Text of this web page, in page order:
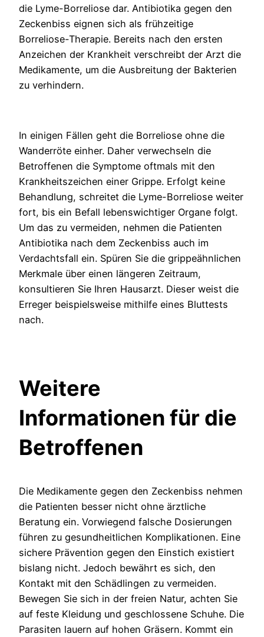
die Lyme-Borreliose dar. Antibiotika gegen den
Zeckenbiss eignen sich als frühzeitige
Borreliose-Therapie. Bereits nach den ersten
Anzeichen der Krankheit verschreibt der Arzt die
Medikamente, um die Ausbreitung der Bakterien
zu verhindern.
In einigen Fällen geht die Borreliose ohne die
Wanderröte einher. Daher verwechseln die
Betroffenen die Symptome oftmals mit den
Krankheitszeichen einer Grippe. Erfolgt keine
Behandlung, schreitet die Lyme-Borreliose weiter
fort, bis ein Befall lebenswichtiger Organe folgt.
Um das zu vermeiden, nehmen die Patienten
Antibiotika nach dem Zeckenbiss auch im
Verdachtsfall ein. Spüren Sie die grippeähnlichen
Merkmale über einen längeren Zeitraum,
konsultieren Sie Ihren Hausarzt. Dieser weist die
Erreger beispielsweise mithilfe eines Bluttests
nach.
Weitere
Informationen für die
Betroffenen
Die Medikamente gegen den Zeckenbiss nehmen
die Patienten besser nicht ohne ärztliche
Beratung ein. Vorwiegend falsche Dosierungen
führen zu gesundheitlichen Komplikationen. Eine
sichere Prävention gegen den Einstich existiert
bislang nicht. Jedoch bewährt es sich, den
Kontakt mit den Schädlingen zu vermeiden.
Bewegen Sie sich in der freien Natur, achten Sie
auf feste Kleidung und geschlossene Schuhe. Die
Parasiten lauern auf hohen Gräsern. Kommt ein